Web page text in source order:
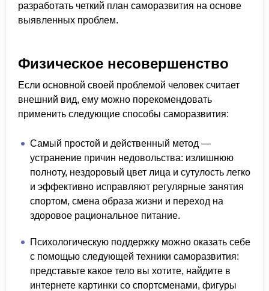
разработать четкий план саморазвития на основе
выявленных проблем.
Физическое несовершенство
Если основной своей проблемой человек считает
внешний вид, ему можно порекомендовать
применить следующие способы саморазвития:
Самый простой и действенный метод —
устранение причин недовольства: излишнюю
полноту, нездоровый цвет лица и сутулость легко
и эффективно исправляют регулярные занятия
спортом, смена образа жизни и переход на
здоровое рациональное питание.
Психологическую поддержку можно оказать себе
с помощью следующей техники саморазвития:
представьте какое тело вы хотите, найдите в
интернете картинки со спортсменами, фигуры